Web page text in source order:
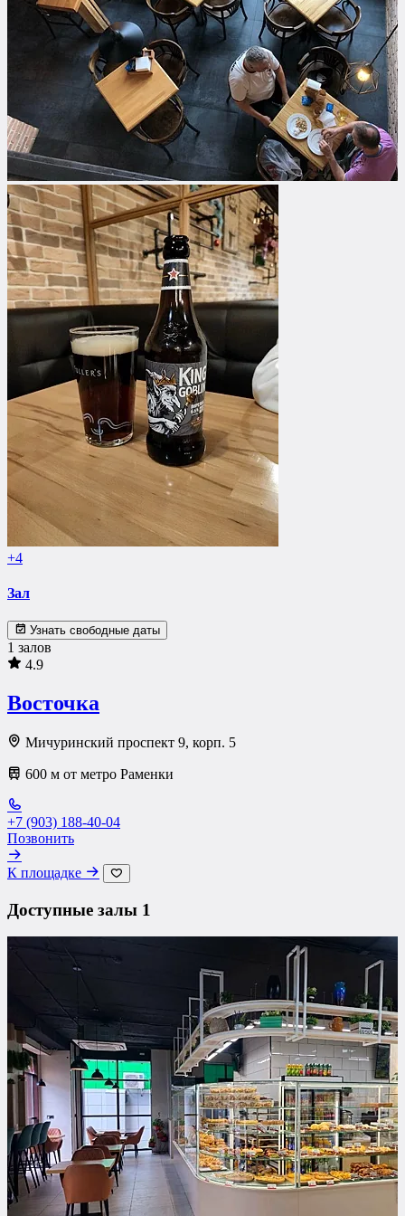
+4
Зал
Узнать свободные даты
1 залов
4.9
Восточка
Мичуринский проспект 9, корп. 5
600 м от метро Раменки
+7 (903) 188-40-04
Позвонить
К площадке
Доступные залы 1